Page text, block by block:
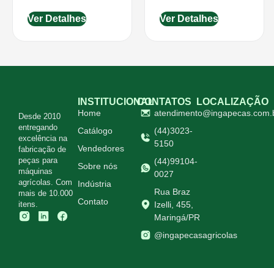
Ver Detalhes Ver Detalhes
Desde 2010
entregando
excelência na
fabricação de
peças para
máquinas
agrícolas. Com
mais de 10.000
itens.
INSTITUCIONAL
Home
Catálogo
Vendedores
Sobre nós
Indústria
Contato
CONTATOS
(44)3023-
5150
(44)99104-
0027
Rua Braz
Izelli, 455,
Maringá/PR
@ingapecasagricolas
LOCALIZAÇÃO